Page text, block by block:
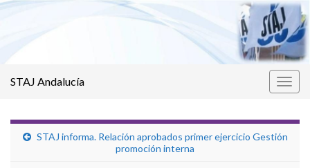
STAJ Andalucía
STAJ informa. Relación aprobados primer ejercicio Gestión
promoción interna